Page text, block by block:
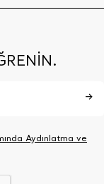
Aydınlatma ve